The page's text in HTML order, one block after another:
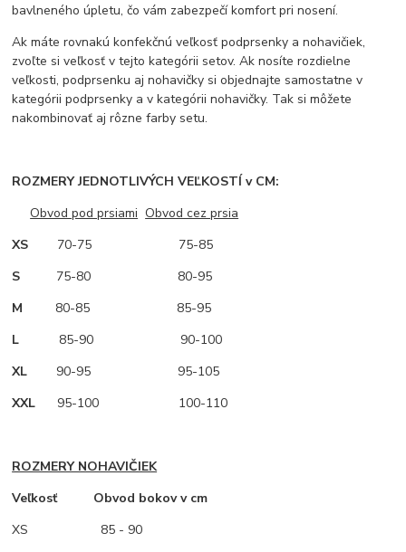
bavlneného úpletu, čo vám zabezpečí komfort pri nosení.
Ak máte rovnakú konfekčnú veľkosť podprsenky a nohavičiek,
zvoľte si veľkosť v tejto kategórii setov. Ak nosíte rozdielne
veľkosti, podprsenku aj nohavičky si objednajte samostatne v
kategórii podprsenky a v kategórii nohavičky. Tak si môžete
nakombinovať aj rôzne farby setu.
ROZMERY JEDNOTLIVÝCH VEĽKOSTÍ v CM:
Obvod pod prsiami Obvod cez prsia
XS 70-75 75-85
S 75-80 80-95
M 80-85 85-95
L 85-90 90-100
XL 90-95 95-105
XXL 95-100 100-110
ROZMERY NOHAVIČIEK
Veľkosť Obvod bokov v cm
XS
85 - 90